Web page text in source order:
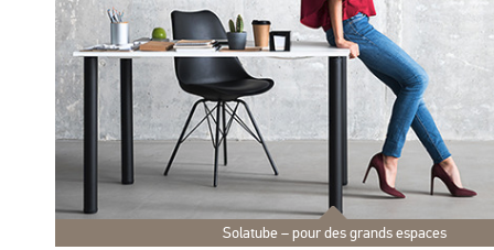
Solatube – pour des grands espaces